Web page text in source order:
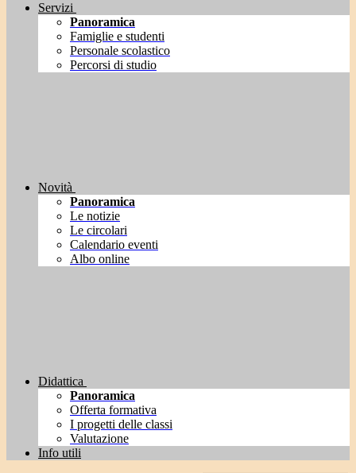
Servizi
Panoramica
Famiglie e studenti
Personale scolastico
Percorsi di studio
Novità
Panoramica
Le notizie
Le circolari
Calendario eventi
Albo online
Didattica
Panoramica
Offerta formativa
I progetti delle classi
Valutazione
Info utili